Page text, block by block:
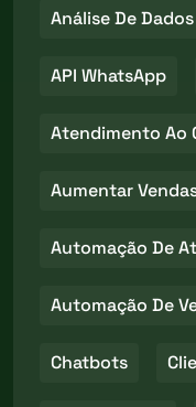
Análise De Dados
API WhatsApp
Atendimento Ao
Aumentar
Automação De
Automação De
Chatbots